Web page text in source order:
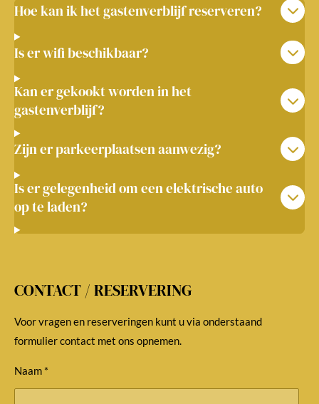
Hoe kan ik het gastenverblijf reserveren?
Is er wifi beschikbaar?
Kan er gekookt worden in het
gastenverblijf?
Zijn er parkeerplaatsen aanwezig?
Is er gelegenheid om een elektrische auto
op te laden?
CONTACT / RESERVERING
Voor vragen en reserveringen kunt u via onderstaand
formulier contact met ons opnemen.
Naam *